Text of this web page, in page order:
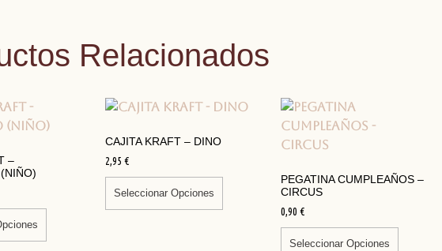
Relacionados
–
CAJITA KRAFT – DINO
2,95 €
Seleccionar Opciones
PEGATINA CUMPLEAÑOS –
CIRCUS
0,90 €
Seleccionar Opciones